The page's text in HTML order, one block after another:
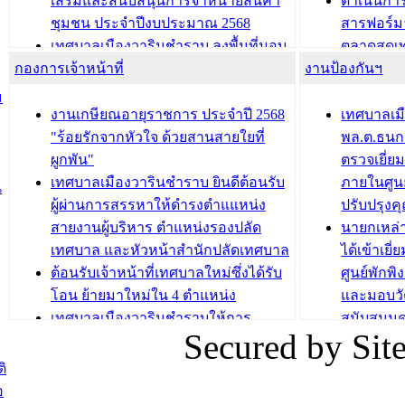
บทความ อื่นๆ ... บทความ อื่นๆ ...
ชุมชน ประจำปีงบประมาณ 2568
เทศบาลเมืองวารินชำราบ ลงพื้นที่มอบ
น้ำดื่มแก่ผู้พักอาศัย ณ ศูนย์พักพิง
กองสวัสดิการสังคม เทศบาลเมือง
วารินชำราบ จัดโครงการอบรมอาชีพ
ระยะสั้น ประจำปี 2568 (หลักสูตรการ
ถักทอผลิตภัณฑ์จากถุงพลาสติก)
บทความ อื่นๆ ...
สารฟอร์
ตลาดสดเ
วารินชำร
ถนนแก่เ
เด็กเล็ก
เทศบาลเ
ปรึกษาห
วัยของอ
บทความ อื่นๆ ...
กองการเจ้าหน้าที่
งานเกษียณอายุราชการ ประจำปี 2568
"ร้อยรักจากหัวใจ ด้วยสานสายใยที่
ผูกพัน"
เทศบาลเมืองวารินชำราบ ยินดีต้อนรับ
ผู้ผ่านการสรรหาให้ดำรงตำแแหน่ง
สายงานผู้บริหาร ตำแหน่งรองปลัด
เทศบาล และหัวหน้าสำนักปลัดเทศบาล
ต้อนรับเจ้าหน้าที่เทศบาลใหม่ซึ่งได้รับ
โอน ย้ายมาใหม่ใน 4 ตำแหน่ง
เทศบาลเมืองวารินชำราบให้การ
ต้อนรับพนักงานเทศบาลผู้ผ่านการ
สรรหาให้ดำรงตำแหน่งสายงานผู้
งานป้องกันฯ
เทศบาลเ
พล.ต.ธน
ตรวจเยี่ย
ภายในศู
ปรับปรุง
นายกเห
ได้เข้าเยี่
ศูนย์พักพิ
และมอบ
สนับสนุน
ภัยน้ำท่วม
ภาพบรร
Secured by